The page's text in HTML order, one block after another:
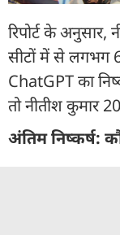
रिपोर्ट के
सीटों में से लगभग
ChatGPT का
तो नीतीश कुमार
अंतिम निष्कर्ष: